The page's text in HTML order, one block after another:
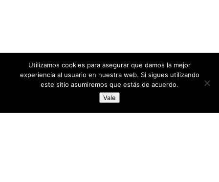
directoresdeseguridad.es
Diseñado por Centro Andaluz de Estudios y Entrenamiento
Utilizamos cookies para asegurar que damos la mejor
experiencia al usuario en nuestra web. Si sigues utilizando
este sitio asumiremos que estás de acuerdo.
Vale